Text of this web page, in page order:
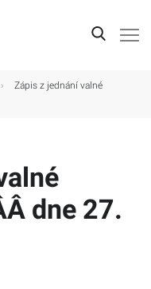
›
Zápis z jednání valné
dne 27.